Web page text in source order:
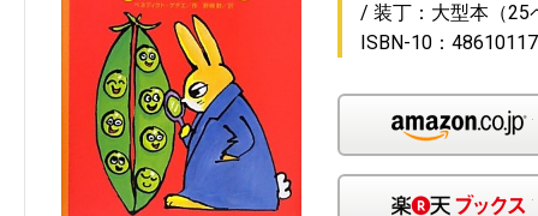
装丁：大型本（25
ISBN-10：